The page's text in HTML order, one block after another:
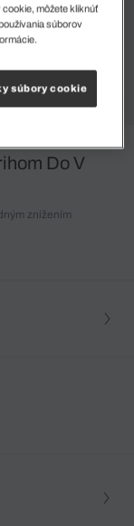
Do V
znížením
môžete kliknúť
súborov
súbory cookie